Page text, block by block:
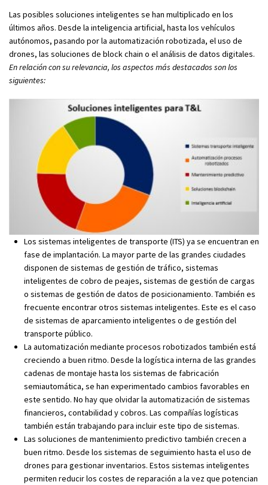
Las posibles soluciones inteligentes se han multiplicado en los
últimos años. Desde la inteligencia artificial, hasta los vehículos
autónomos, pasando por la automatización robotizada, el uso de
drones, las soluciones de block chain o el análisis de datos digitales.
En relación con su relevancia, los aspectos más destacados son los
siguientes:
Los sistemas inteligentes de transporte (ITS) ya se encuentran en
fase de implantación. La mayor parte de las grandes ciudades
disponen de sistemas de gestión de tráfico, sistemas
inteligentes de cobro de peajes, sistemas de gestión de cargas
o sistemas de gestión de datos de posicionamiento. También es
frecuente encontrar otros sistemas inteligentes. Este es el caso
de sistemas de aparcamiento inteligentes o de gestión del
transporte público.
La automatización mediante procesos robotizados también está
creciendo a buen ritmo. Desde la logística interna de las grandes
cadenas de montaje hasta los sistemas de fabricación
semiautomática, se han experimentado cambios favorables en
este sentido. No hay que olvidar la automatización de sistemas
financieros, contabilidad y cobros. Las compañías logísticas
también están trabajando para incluir este tipo de sistemas.
Las soluciones de mantenimiento predictivo también crecen a
buen ritmo. Desde los sistemas de seguimiento hasta el uso de
drones para gestionar inventarios. Estos sistemas inteligentes
permiten reducir los costes de reparación a la vez que potencian